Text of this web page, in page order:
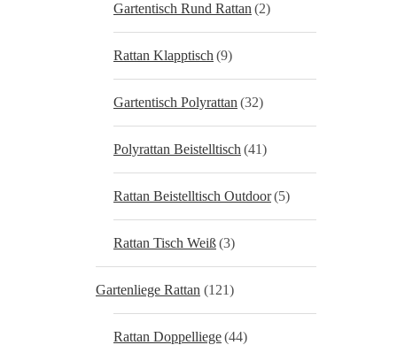
Gartentisch Rund Rattan (2)
Rattan Klapptisch (9)
Gartentisch Polyrattan (32)
Polyrattan Beistelltisch (41)
Rattan Beistelltisch Outdoor(5)
Rattan Tisch Weiß(3)
Gartenliege Rattan (121)
Rattan Doppelliege(44)